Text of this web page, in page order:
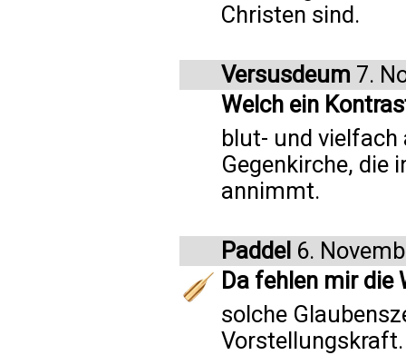
Christen sind.
Versusdeum 7.
Welch ein
blut- und vielfach
Gegenkirche, die
annimmt.
Paddel 6.
Da fehlen mir die
solche
Vorstellungskraft.